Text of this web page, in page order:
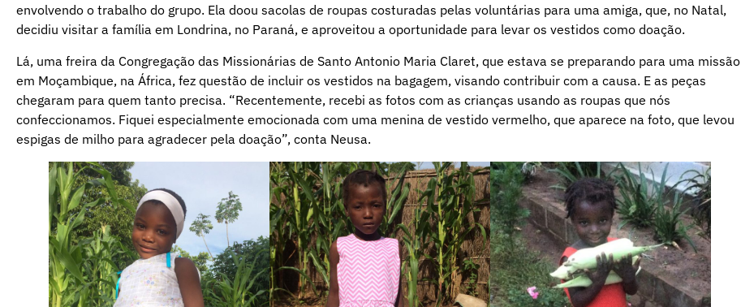
envolvendo o trabalho do grupo. Ela doou sacolas de roupas costuradas pelas voluntárias para uma amiga, que, no Natal,
decidiu visitar a família em Londrina, no Paraná, e aproveitou a oportunidade para levar os vestidos como doação.
Lá, uma freira da Congregação das Missionárias de Santo Antonio Maria Claret, que estava se preparando para uma missão
em Moçambique, na África, fez questão de incluir os vestidos na bagagem, visando contribuir com a causa. E as peças
chegaram para quem tanto precisa. “Recentemente, recebi as fotos com as crianças usando as roupas que nós
confeccionamos. Fiquei especialmente emocionada com uma menina de vestido vermelho, que aparece na foto, que levou
espigas de milho para agradecer pela doação”, conta Neusa.